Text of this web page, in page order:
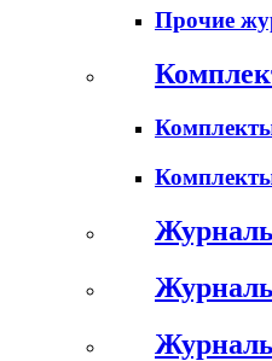
Прочие
Журналы
Журналы